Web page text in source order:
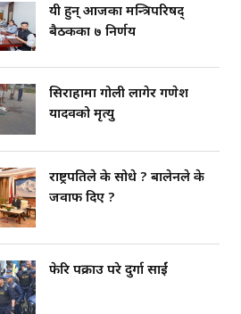
यी हुन् आजका मन्त्रिपरिषद्
बैठकका ७ निर्णय
सिराहामा गोली लागेर गणेश
यादवको मृत्यु
राष्ट्रपतिले के सोधे ? बालेनले के
जवाफ दिए ?
फेरि पक्राउ परे दुर्गा प्रसाईं